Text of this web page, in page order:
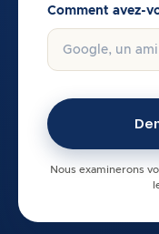
Comment avez-
Nous examinerons